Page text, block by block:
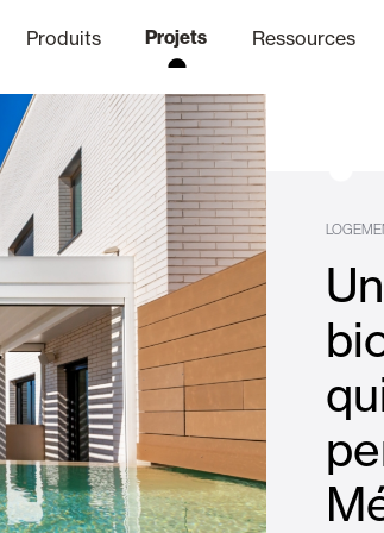
Produits
Volets
Projets
Bureaux
Ressources
Finitions
Éthique